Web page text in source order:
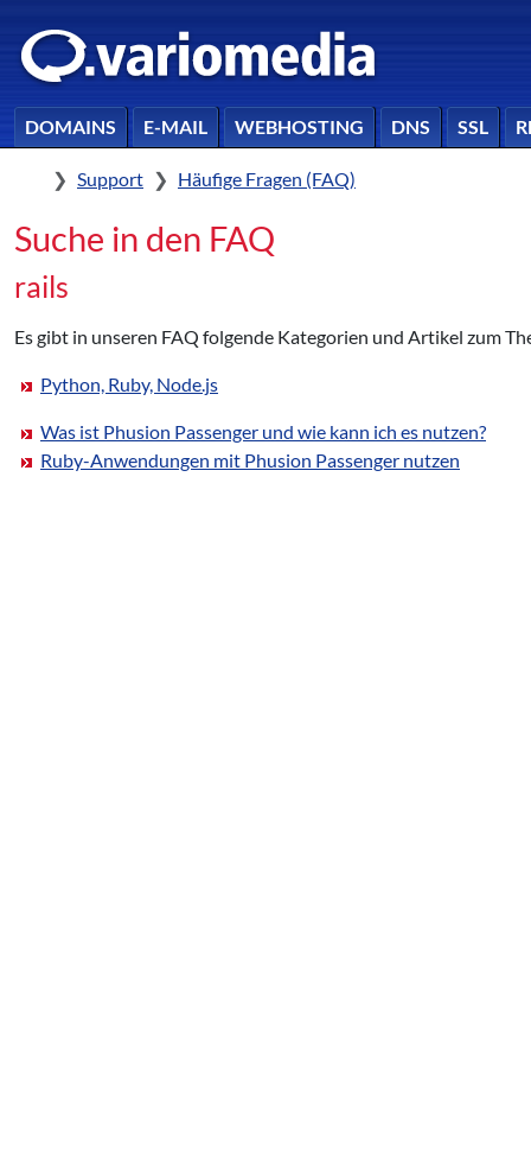
DOMAINS E-MAIL WEBHOSTING DNS SSL
HomeSupport Häufige Fragen (FAQ)
Suche in den FAQ
rails
Es gibt in unseren FAQ folgende Kategorien und Artikel zum
Python, Ruby, Node.js
Was ist Phusion Passenger und wie kann ich es nutzen?
Ruby-Anwendungen mit Phusion Passenger nutzen